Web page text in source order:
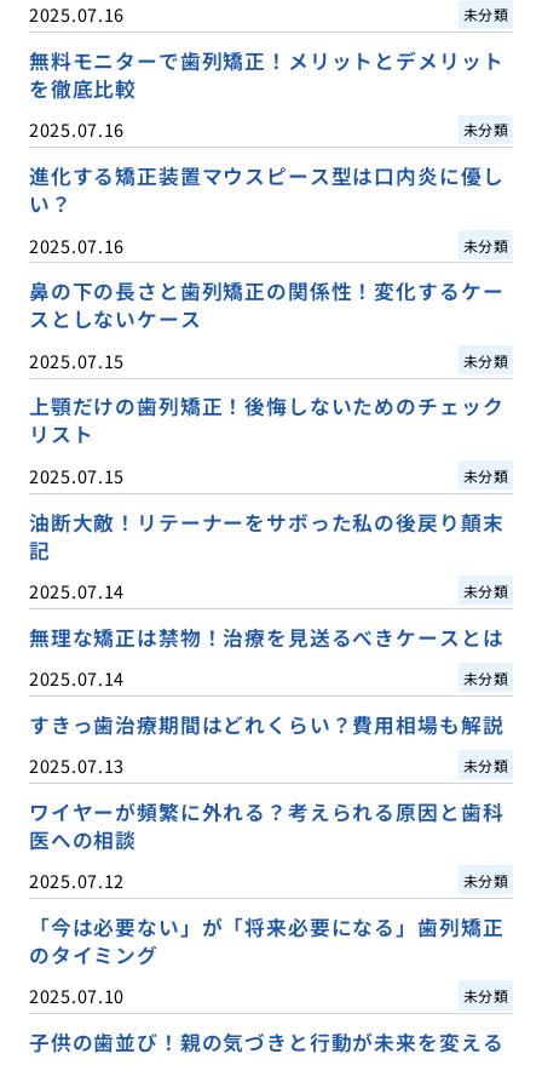
2025.07.16 未分類
無料モニターで歯列矯正！メリットとデメリット
を徹底比較
2025.07.16 未分類
進化する矯正装置マウスピース型は口内炎に優し
い？
2025.07.16 未分類
鼻の下の長さと歯列矯正の関係性！変化するケー
スとしないケース
2025.07.15 未分類
上顎だけの歯列矯正！後悔しないためのチェック
リスト
2025.07.15 未分類
油断大敵！リテーナーをサボった私の後戻り顛末
記
2025.07.14 未分類
無理な矯正は禁物！治療を見送るべきケースとは
2025.07.14 未分類
すきっ歯治療期間はどれくらい？費用相場も解説
2025.07.13 未分類
ワイヤーが頻繁に外れる？考えられる原因と歯科
医への相談
2025.07.12 未分類
「今は必要ない」が「将来必要になる」歯列矯正
のタイミング
2025.07.10 未分類
子供の歯並び！親の気づきと行動が未来を変える